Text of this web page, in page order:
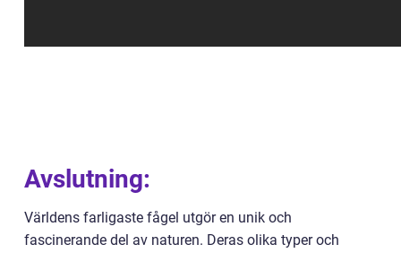
Avslutning:
Världens farligaste fågel utgör en unik och
fascinerande del av naturen. Deras olika typer och